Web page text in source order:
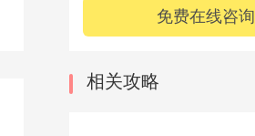
免费在线咨询
相关攻略